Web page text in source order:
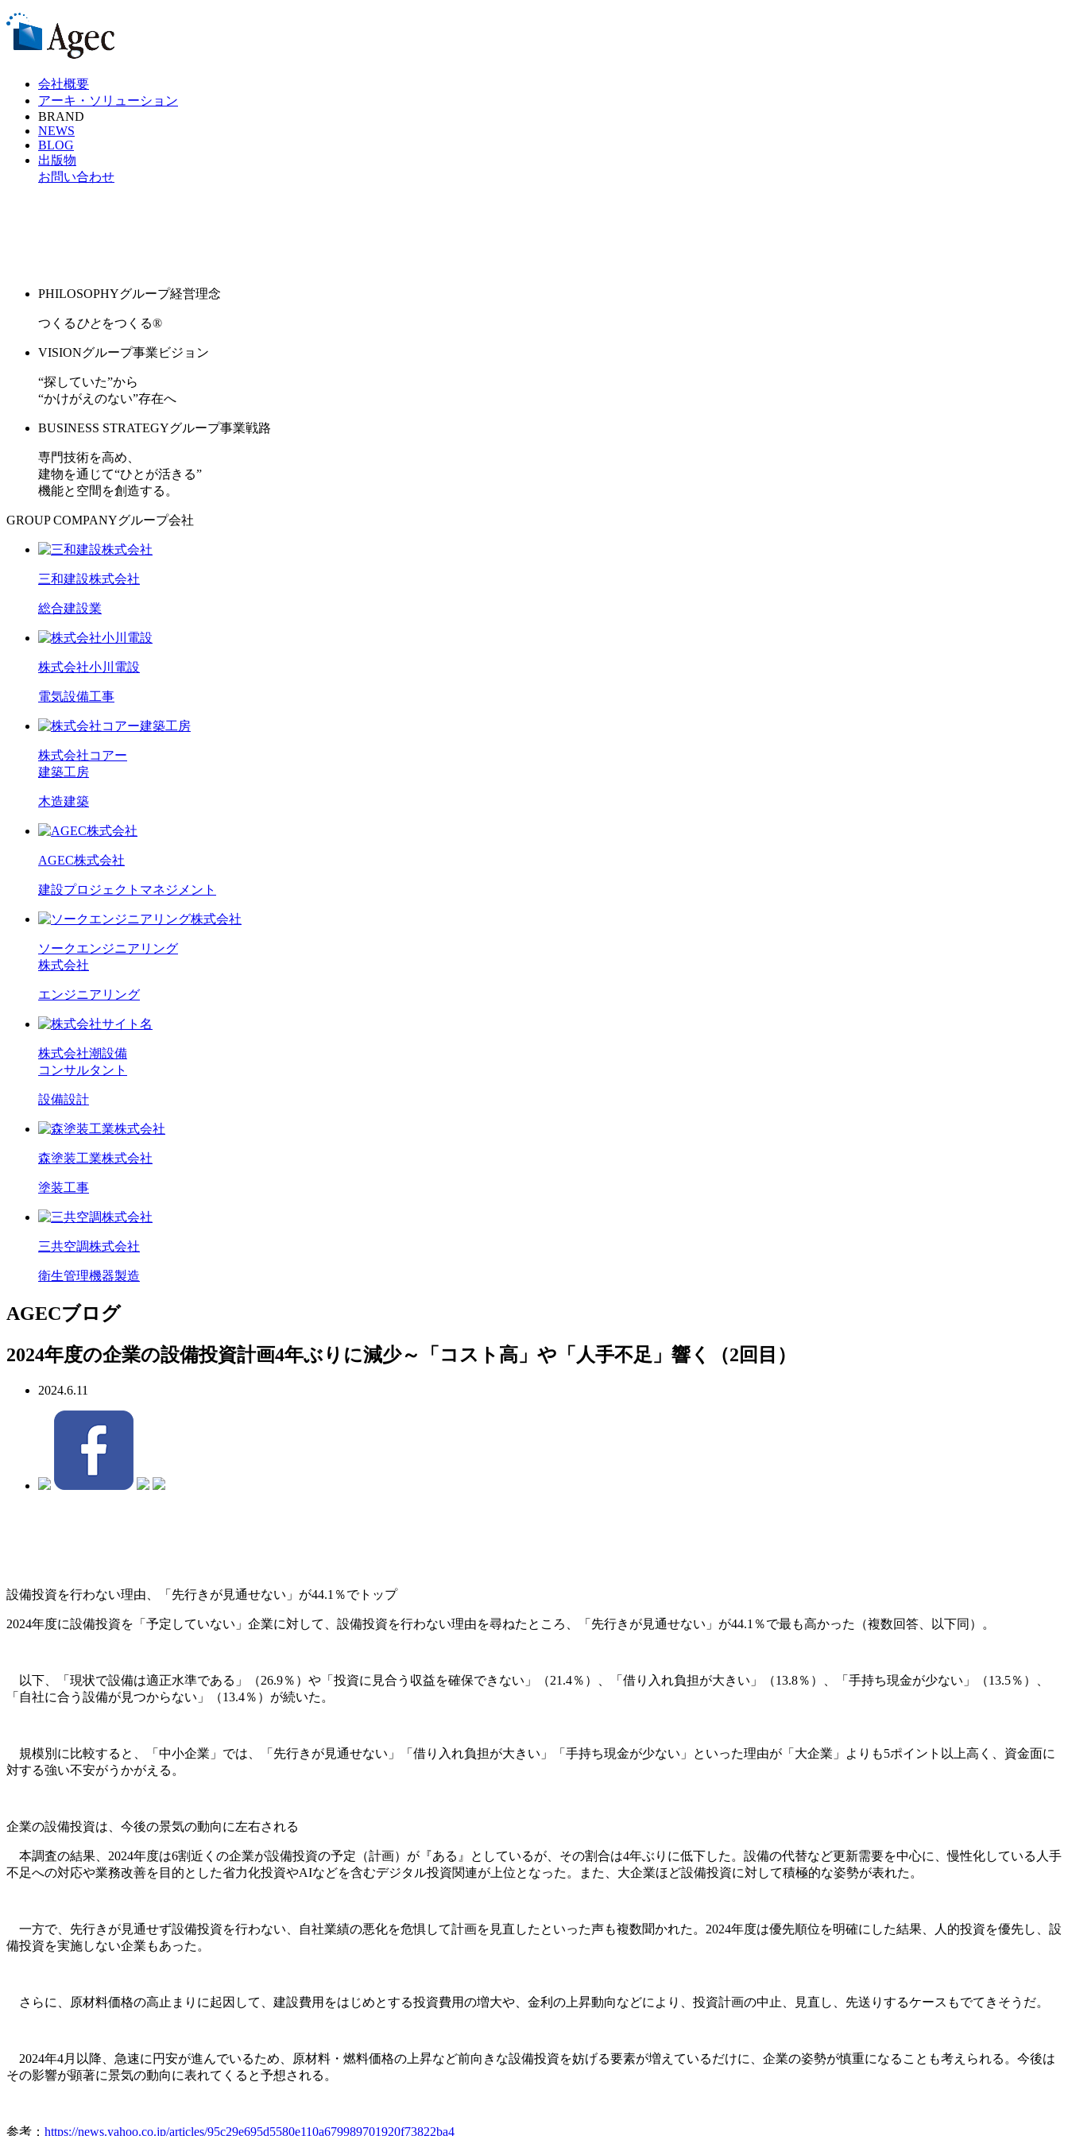
会社概要
アーキ・ソリューション
BRAND
NEWS
BLOG
出版物
お問い合わせ
PHILOSOPHYグループ経営理念
つくるひとをつくる®︎
VISIONグループ事業ビジョン
“探していた”から
“かけがえのない”存在へ
BUSINESS STRATEGYグループ事業戦路
専門技術を高め、
建物を通じて“ひとが活きる”
機能と空間を創造する。
GROUP COMPANYグループ会社
三和建設株式会社
総合建設業
株式会社小川電設
電気設備工事
株式会社コアー
建築工房
木造建築
AGEC株式会社
建設プロジェクトマネジメント
ソークエンジニアリング
株式会社
エンジニアリング
株式会社潮設備
コンサルタント
設備設計
森塗装工業株式会社
塗装工事
三共空調株式会社
衛生管理機器製造
AGECブログ
2024年度の企業の設備投資計画4年ぶりに減少～「コスト高」や「人手不足」響く（2回目）
2024.6.11
設備投資を行わない理由、「先行きが見通せない」が44.1％でトップ
2024年度に設備投資を「予定していない」企業に対して、設備投資を行わない理由を尋ねたところ、「先行きが見通せない」が44.1％で最も高かった（複数回答、以下同）。
以下、「現状で設備は適正水準である」（26.9％）や「投資に見合う収益を確保できない」（21.4％）、「借り入れ負担が大きい」（13.8％）、「手持ち現金が少ない」（13.5％）、
「自社に合う設備が見つからない」（13.4％）が続いた。
規模別に比較すると、「中小企業」では、「先行きが見通せない」「借り入れ負担が大きい」「手持ち現金が少ない」といった理由が「大企業」よりも5ポイント以上高く、資金面に
対する強い不安がうかがえる。
企業の設備投資は、今後の景気の動向に左右される
本調査の結果、2024年度は6割近くの企業が設備投資の予定（計画）が『ある』としているが、その割合は4年ぶりに低下した。設備の代替など更新需要を中心に、慢性化している人手
不足への対応や業務改善を目的とした省力化投資やAIなどを含むデジタル投資関連が上位となった。また、大企業ほど設備投資に対して積極的な姿勢が表れた。
一方で、先行きが見通せず設備投資を行わない、自社業績の悪化を危惧して計画を見直したといった声も複数聞かれた。2024年度は優先順位を明確にした結果、人的投資を優先し、設
備投資を実施しない企業もあった。
さらに、原材料価格の高止まりに起因して、建設費用をはじめとする投資費用の増大や、金利の上昇動向などにより、投資計画の中止、見直し、先送りするケースもでてきそうだ。
2024年4月以降、急速に円安が進んでいるため、原材料・燃料価格の上昇など前向きな設備投資を妨げる要素が増えているだけに、企業の姿勢が慎重になることも考えられる。今後は
その影響が顕著に景気の動向に表れてくると予想される。
参考： https://news.yahoo.co.jp/articles/95c29e695d5580e110a679989701920f73822ba4